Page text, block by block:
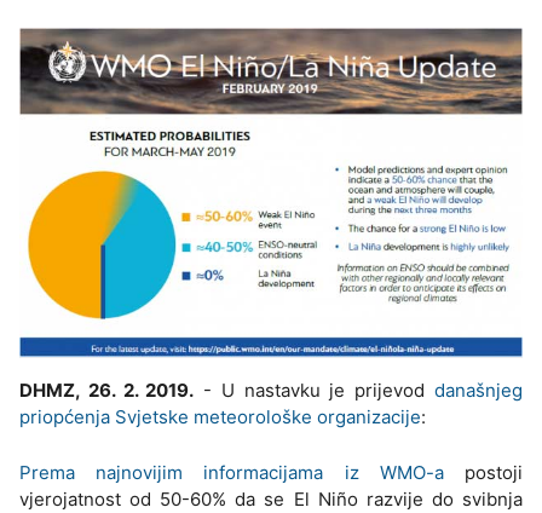
DHMZ, 26. 2. 2019. - U nastavku je prijevoddanašnjeg
priopćenja Svjetske meteorološke organizacije:
Prema najnovijim informacijama iz WMO-apostoji
vjerojatnost od 50-60% da se El Niño razvije do svibnja